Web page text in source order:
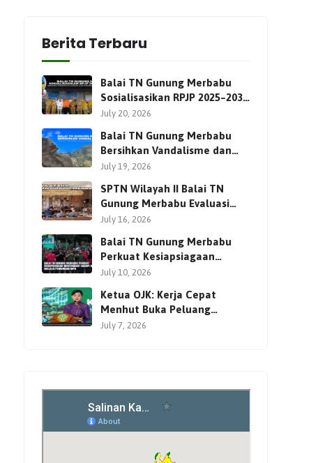
Berita Terbaru
Balai TN Gunung Merbabu
Sosialisasikan RPJP 2025–2034
Bersama Para Pemangku
July 20, 2026
Balai TN Gunung Merbabu
Bersihkan Vandalisme dan
Perkuat Pengamanan Jalur
July 19, 2026
SPTN Wilayah II Balai TN
Gunung Merbabu Evaluasi
Pengelolaan Wisata
July 16, 2026
Balai TN Gunung Merbabu
Perkuat Kesiapsiagaan
Masyarakat Hadapi Karhutla
July 10, 2026
Ketua OJK: Kerja Cepat
Menhut Buka Peluang
Investasi Global lewat
July 7, 2026